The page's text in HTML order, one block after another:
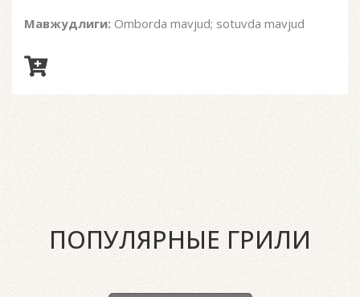
Мавжудлиги: Omborda mavjud; sotuvda mavjud
ПОПУЛЯРНЫЕ ГРИЛИ